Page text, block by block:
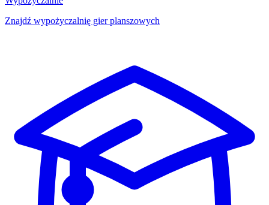
Znajdź wypożyczalnię gier planszowych